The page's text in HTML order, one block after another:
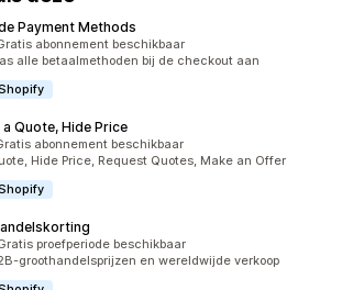
Payment Methods
in totaalabonnement beschikbaar
alle betaalmethoden bij de checkout aan
Quote, Hide Price
in totaalabonnement beschikbaar
Hide Price, Request Quotes, Make an Offer
in totaalproefperiode beschikbaar
groothandelsprijzen en wereldwijde verkoop